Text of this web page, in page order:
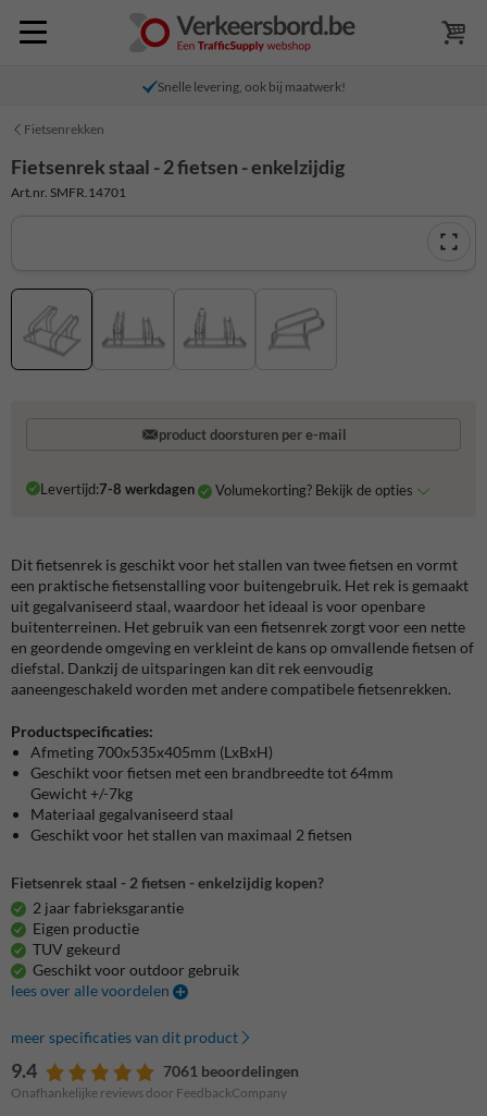
Snelle levering, ook bij maatwerk!
Fietsenrekken
Fietsenrek staal - 2 fietsen - enkelzijdig
Art.nr. SMFR.14701
product doorsturen per e-mail
Levertijd:7-8 werkdagen Volumekorting? Bekijk de opties
Dit fietsenrek is geschikt voor het stallen van twee fietsen en vormt
een praktische fietsenstalling voor buitengebruik. Het rek is gemaakt
uit gegalvaniseerd staal, waardoor het ideaal is voor openbare
buitenterreinen. Het gebruik van een fietsenrek zorgt voor een nette
en geordende omgeving en verkleint de kans op omvallende fietsen of
diefstal. Dankzij de uitsparingen kan dit rek eenvoudig
aaneengeschakeld worden met andere compatibele fietsenrekken.
Productspecificaties:
Afmeting 700x535x405mm (LxBxH)
Geschikt voor fietsen met een brandbreedte tot 64mm
Gewicht +/-7kg
Materiaal gegalvaniseerd staal
Geschikt voor het stallen van maximaal 2 fietsen
Fietsenrek staal - 2 fietsen - enkelzijdig kopen?
2 jaar fabrieksgarantie
Eigen productie
TUV gekeurd
Geschikt voor outdoor gebruik
lees over alle voordelen
meer specificaties van dit product
9.4 7061 beoordelingen
Onafhankelijke reviews door FeedbackCompany